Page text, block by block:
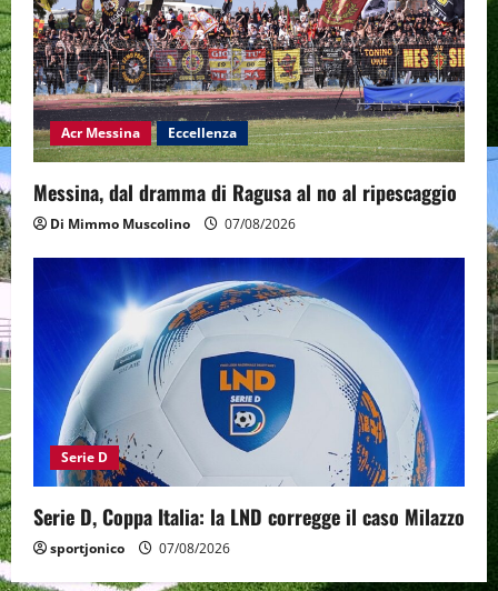
Acr Messina Eccellenza
Messina, dal dramma di Ragusa al no al ripescaggio
Di Mimmo Muscolino 07/08/2026
Serie D
Serie D, Coppa Italia: la LND corregge il caso Milazzo
sportjonico 07/08/2026